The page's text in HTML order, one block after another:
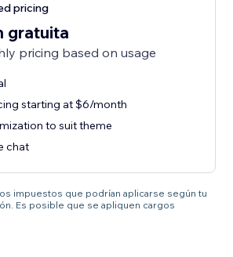
pricing
gratuita
pricing based on usage
starting at $6/month
to suit theme
chat
impuestos que podrían aplicarse según tu
Es posible que se apliquen cargos